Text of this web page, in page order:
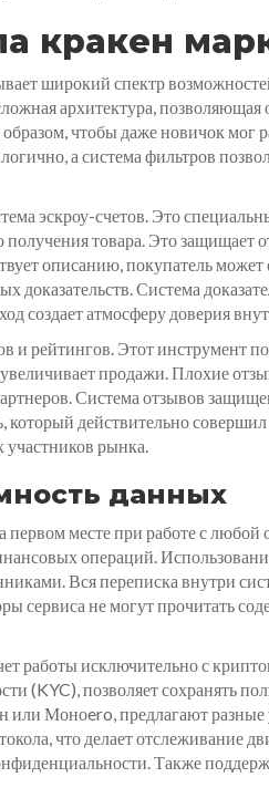
кракен
широкий спектр
архитектура, позволяющая
чтобы даже новичок мог
а система фильтров
эскроу-счетов. Это
товара. Это
описанию, покупатель
Система
создает атмосферу доверия
и рейтингов. Этот инструмент
продажи. Плохие
Система отзывов
который действительно
участников рынка.
данных
месте при работе с
операций.
Вся переписка внутри
сервиса не могут прочитать
работы исключительно с
(KYC), позволяет сохранять
или Моноero, предлагают
что делает
Также